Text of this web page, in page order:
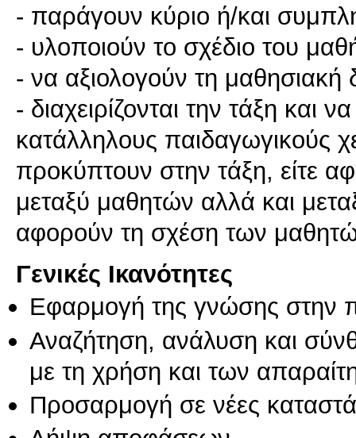
- παράγουν κύριο ή/και
- υλοποιούν το σχέδιο του
- να αξιολογούν τη μαθησιακή
- διαχειρίζονται την τάξη και
κατάλληλους παιδαγωγικούς
προκύπτουν στην τάξη, είτε
μεταξύ μαθητών αλλά και
αφορούν τη σχέση των
Γενικές Ικανότητες
Εφαρμογή της γνώσης στην
Αναζήτηση, ανάλυση και
με τη χρήση και των
Προσαρμογή σε νέες